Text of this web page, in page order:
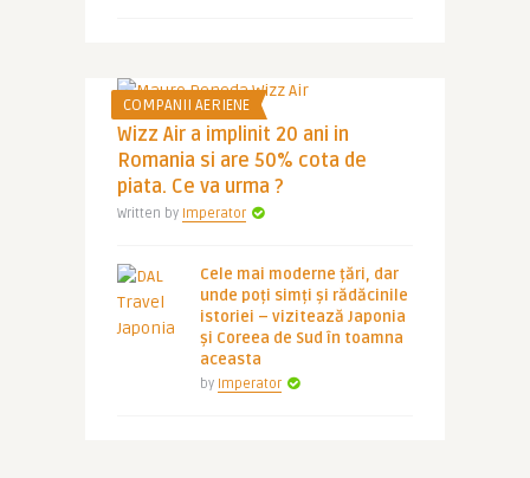
COMPANII AERIENE
Wizz Air a implinit 20 ani in
Romania si are 50% cota de
piata. Ce va urma ?
Written by Imperator
Cele mai moderne țări, dar
unde poți simți și rădăcinile
istoriei – vizitează Japonia
și Coreea de Sud în toamna
aceasta
by Imperator